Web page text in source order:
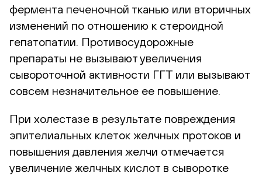
фермента печеночной тканью или вторичных
изменений по отношению к стероидной
гепатопатии. Противосудорожные
препараты не вызывают увеличения
сывороточной активности ГГТ или вызывают
совсем незначительное ее повышение.
При холестазе в результате повреждения
эпителиальных клеток желчных протоков и
повышения давления желчи отмечается
увеличение желчных кислот в сыворотке